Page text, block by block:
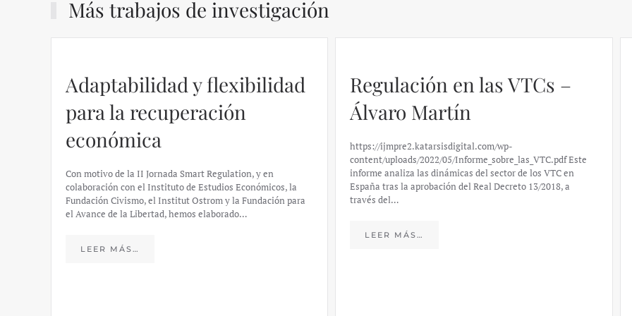
Más trabajos de investigación
Regulación en las VTCs –
Álvaro Martín
https://ijmpre2.katarsisdigital.com/wp-
informe analiza las dinámicas del sector de los VTC en
España tras la aprobación del Real Decreto 13/2018, a
través del…
El caso de Silicon Valley
Bank: un análisis financiero
– Daniel Fernández
https://ijmpre2.katarsisdigital.com/wp-
content/uploads/2023/03/caso-silicon-valley-ufm-market-
trends.pdf El último informe de Market Trends, elaborado